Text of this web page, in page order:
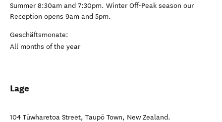
Summer 8:30am and 7:30pm. Winter Off-Peak season our
Reception opens 9am and 5pm.
Geschäftsmonate:
All months of the year
Lage
104 Tūwharetoa Street, Taupō Town, New Zealand.